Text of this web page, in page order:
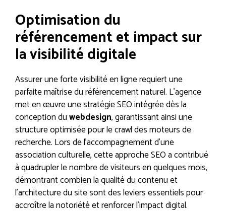
Optimisation du
référencement et impact sur
la visibilité digitale
Assurer une forte visibilité en ligne requiert une
parfaite maîtrise du référencement naturel. L’agence
met en œuvre une stratégie SEO intégrée dès la
conception duwebdesign, garantissant ainsi une
structure optimisée pour le crawl des moteurs de
recherche. Lors de l’accompagnement d’une
association culturelle, cette approche SEO a contribué
à quadrupler le nombre de visiteurs en quelques mois,
démontrant combien la qualité du contenu et
l’architecture du site sont des leviers essentiels pour
accroître la notoriété et renforcer l’impact digital.